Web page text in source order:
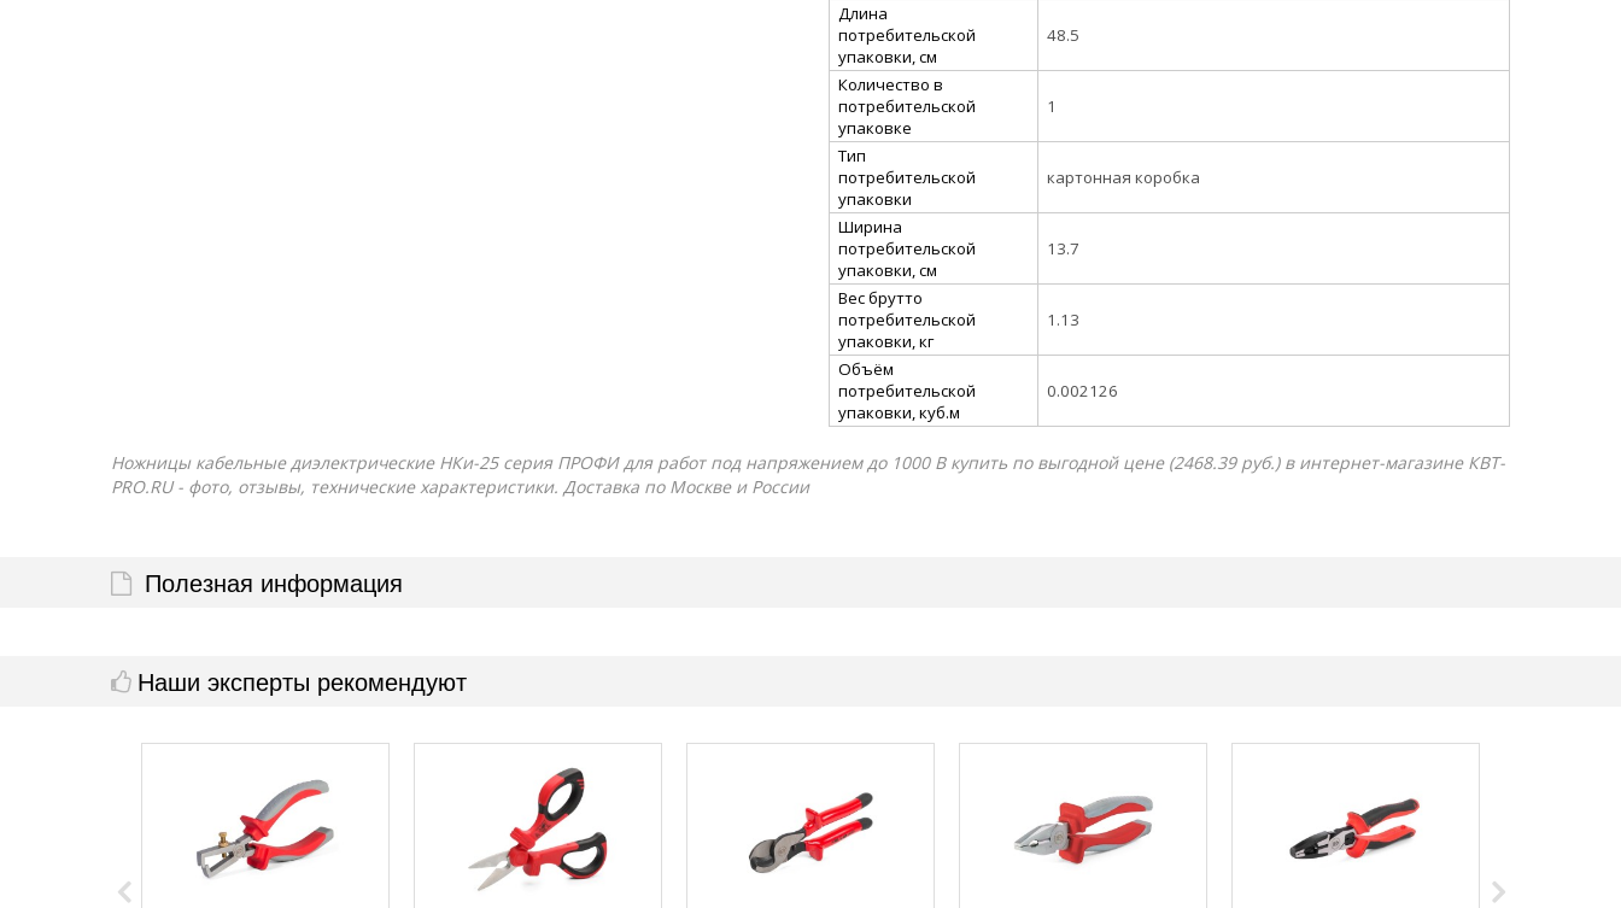
Длина
потребительской
упаковки, см
48.5
Количество в
потребительской
упаковке
1
Тип
потребительской
упаковки
картонная коробка
Ширина
потребительской
упаковки, см
13.7
Вес брутто
потребительской
упаковки, кг
1.13
Объём
потребительской
упаковки, куб.м
0.002126
Ножницы кабельные диэлектрические НКи-25 серия ПРОФИ для работ под напряжением до 1000 В купить по выгодной цене (2468.39 руб.) в интернет-магазине КВТ-
PRO.RU - фото, отзывы, технические характеристики. Доставка по Москве и России
Полезная информация
Наши эксперты рекомендуют